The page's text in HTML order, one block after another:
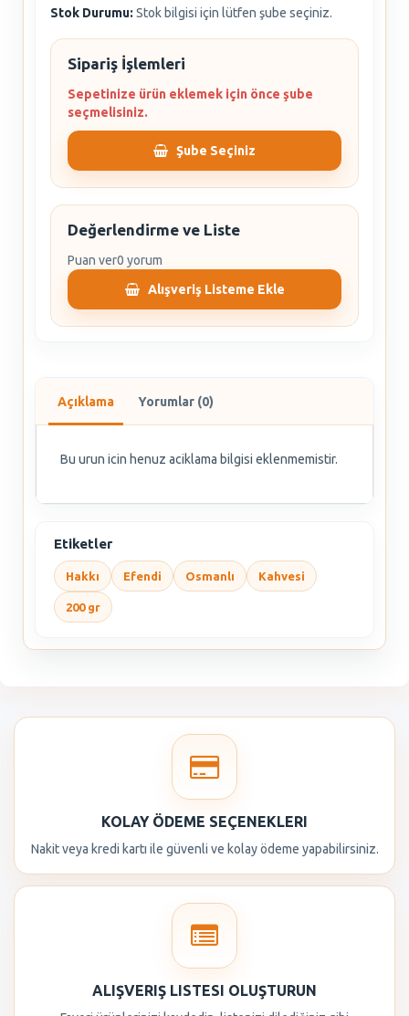
Stok Durumu: Stok bilgisi için lütfen şube seçiniz.
Sipariş İşlemleri
Sepetinize ürün eklemek için önce şube
seçmelisiniz.
Şube Seçiniz
Değerlendirme ve Liste
Puan ver0 yorum
Alışveriş Listeme Ekle
Açıklama Yorumlar (0)
Bu urun icin henuz aciklama bilgisi eklenmemistir.
Etiketler
Hakkı Efendi Osmanlı Kahvesi
200 gr
KOLAY ÖDEME SEÇENEKLERI
Nakit veya kredi kartı ile güvenli ve kolay ödeme yapabilirsiniz.
ALIŞVERIŞ LISTESI OLUŞTURUN